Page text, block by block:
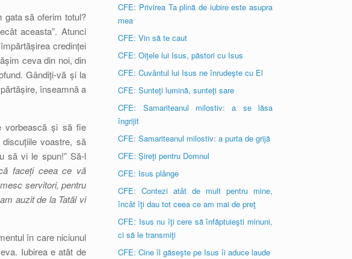
gata să oferim totul?
aceasta”. Atunci
credinței
ceva din noi, din
Gândiți-vă și la
înseamnă a
vorbească și să fie
voastre, să
să vi le spun!” Să-l
faceți ceea ce vă
servitori, pentru
auzit de la Tatăl vi
în care niciunul
Iubirea e atât de
CFE: Privirea Ta plină de iubire este asupra
mea
CFE: Vin să te caut
CFE: Oiţele lui Isus, păstori cu Isus
CFE: Cuvântul lui Isus ne înrudeşte cu El
CFE: Sunteţi lumină, sunteţi sare
CFE: Samariteanul milostiv: a se lăsa
îngrijit
CFE: Samariteanul milostiv: a purta de grijă
CFE: Şireţi pentru Domnul
CFE: Isus plânge
CFE: Contezi atât de mult pentru mine,
încât îţi dau tot ceea ce am mai de preţ
CFE: Isus nu îţi cere să înfăptuieşti minuni,
ci să le transmiţi
CFE: Cine îl găseşte pe Isus îi aduce laude